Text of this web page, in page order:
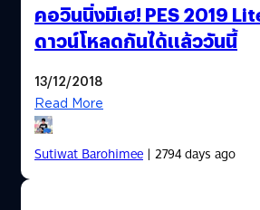
คอวินนิ่งมีเฮ! PES 2019
ดาวน์โหลดกันได้แล้ววันนี้
13/12/2018
Read More
Sutiwat Barohimee| 2794 days ago